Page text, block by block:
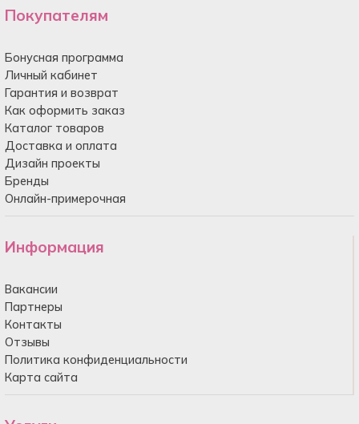
Покупателям
Бонусная программа
Личный кабинет
Гарантия и возврат
Как оформить заказ
Каталог товаров
Доставка и оплата
Дизайн проекты
Бренды
Онлайн-примерочная
Информация
Вакансии
Партнеры
Контакты
Отзывы
Политика конфиденциальности
Карта сайта